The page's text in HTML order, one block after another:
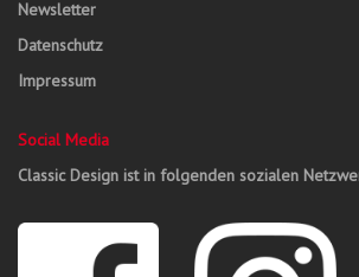
Newsletter
Datenschutz
Impressum
Social Media
Classic Design ist in folgenden sozialen